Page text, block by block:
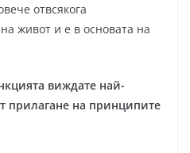
отвсякога
живот и е в основата на
виждате най-
прилагане на принципите